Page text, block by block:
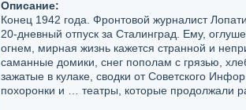
Описание:
Конец 1942 года. Фронтовой журналист
20-дневный отпуск за Сталинград. Ему,
огнем, мирная жизнь кажется странной и
саманные домики, снег пополам с грязью,
зажатые в кулаке, сводки от Советского
похоронки и … театры, которые продолжали